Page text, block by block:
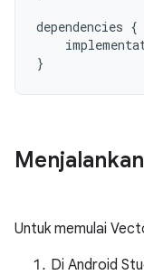
dependencies {
}
Untuk memulai
Di Android